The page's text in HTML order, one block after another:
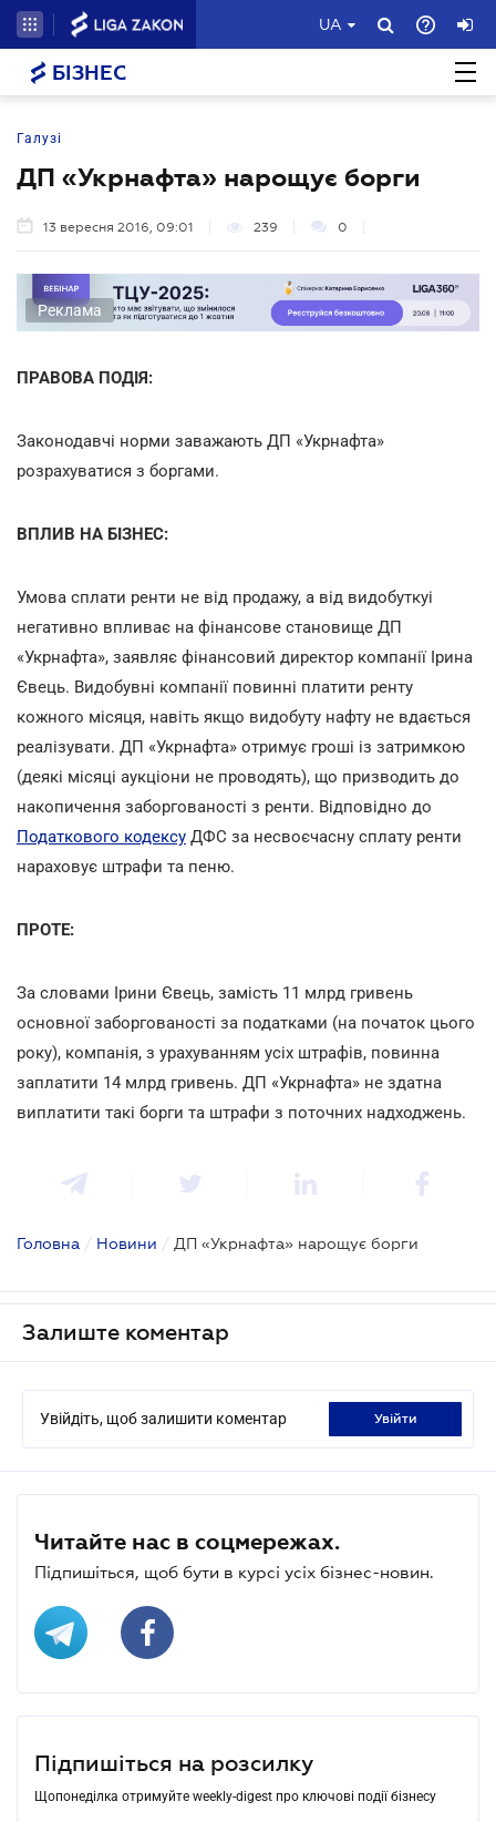
UA
БІЗНЕС
Галузі
ДП «Укрнафта» нарощує борги
13 вересня 2016, 09:01 239 0
Реклама
ПРАВОВА ПОДІЯ:
Законодавчі норми заважають ДП «Укрнафта»
розрахуватися з боргами.
ВПЛИВ НА БІЗНЕС:
Умова сплати ренти не від продажу, а від видобуткуі
негативно впливає на фінансове становище ДП
«Укрнафта», заявляє фінансовий директор компанії Ірина
Євець. Видобувні компанії повинні платити ренту
кожного місяця, навіть якщо видобуту нафту не вдається
реалізувати. ДП «Укрнафта» отримує гроші із затримкою
(деякі місяці аукціони не проводять), що призводить до
накопичення заборгованості з ренти. Відповідно до
Податкового кодексу ДФС за несвоєчасну сплату ренти
нараховує штрафи та пеню.
ПРОТЕ:
За словами Ірини Євець, замість 11 млрд гривень
основної заборгованості за податками (на початок цього
року), компанія, з урахуванням усіх штрафів, повинна
заплатити 14 млрд гривень. ДП «Укрнафта» не здатна
виплатити такі борги та штрафи з поточних надходжень.
Головна / Новини / ДП «Укрнафта» нарощує борги
Залиште коментар
Увійдіть, щоб залишити коментар увійти
Читайте нас в соцмережах.
Підпишіться, щоб бути в курсі усіх бізнес-новин.
Підпишіться на розсилку
Щопонеділка отримуйте weekly-digest про ключові події бізнесу